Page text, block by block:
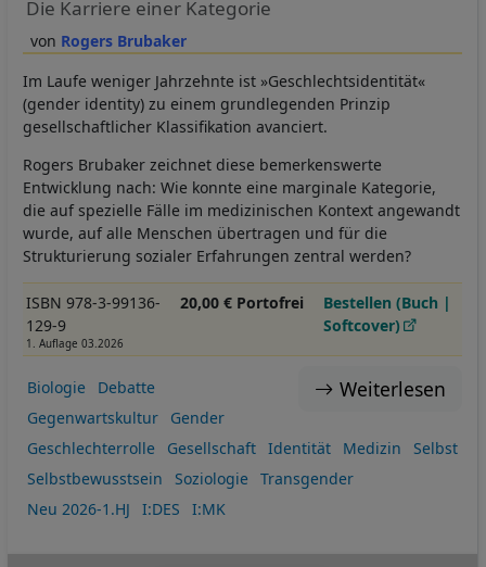
Rogers Brubaker
Die Karriere einer Kategorie
Im Laufe weniger Jahrzehnte ist »Geschlechtsidentität«
(gender identity) zu einem grundlegenden Prinzip
gesellschaftlicher Klassifikation avanciert.
Rogers Brubaker zeichnet diese bemerkenswerte
Entwicklung nach: Wie konnte eine marginale Kategorie,
die auf spezielle Fälle im medizinischen Kontext angewandt
wurde, auf alle Menschen übertragen und für die
Strukturierung sozialer Erfahrungen zentral werden?
ISBN 978-3-99136-
129-9
1. Auflage 03.2026
20,00 € Portofrei
Bestellen (Buch |
Softcover)
Weiterlesen
Biologie
Debatte
Gegenwartskultur
Gender
Geschlechterrolle
Gesellschaft Identität Medizin
Selbst
Selbstbewusstsein
Soziologie
Transgender
Neu 2026-1.HJ
I:DES I:MK